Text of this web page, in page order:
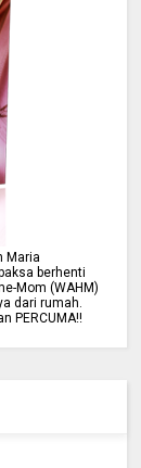
Maria
berhenti
Mom (WAHM)
dari rumah.
PERCUMA!!